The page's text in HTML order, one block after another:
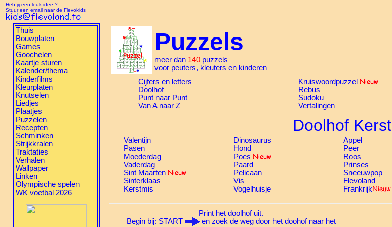
Heb jij een leuk idee ?
Stuur een email naar de Flevokids
Thuis
Bouwplaten
Games
Goochelen
Kaartje sturen
Kalender/thema
Kinderfilms
Kleurplaten
Knutselen
Liedjes
Plaatjes
Puzzelen
Recepten
Schminken
Strijkkralen
Traktaties
Verhalen
Wallpaper
Linken
Olympische spelen
WK voetbal 2026
Puzzels
meer dan 140 puzzels
voor peuters, kleuters en kinderen
Cijfers en letters
Doolhof
Punt naar Punt
Van A naar Z
Kruiswoordpuzzel
Rebus
Sudoku
Vertalingen
Doolhof Kerst
Valentijn
Pasen
Moederdag
Vaderdag
Sint Maarten
Sinterklaas
Kerstmis
Dinosaurus
Hond
Poes
Paard
Pelicaan
Vis
Vogelhuisje
Appel
Peer
Roos
Prinses
Sneeuwpop
Flevoland
Frankrijk
Print het doolhof uit.
Begin bij: START
en zoek de weg door het doohof naar het